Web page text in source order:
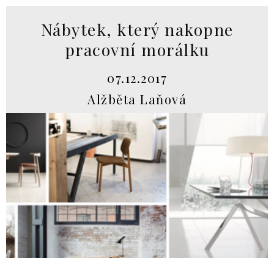
Nábytek, který nakopne
pracovní morálku
07.12.2017
Alžběta Laňová